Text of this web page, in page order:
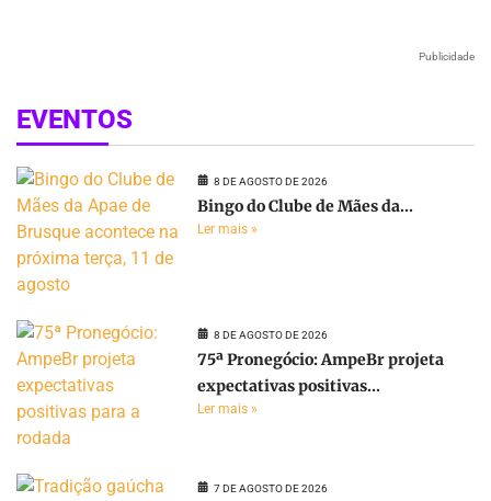
Publicidade
EVENTOS
8 DE AGOSTO DE 2026
Bingo do Clube de Mães da...
Ler mais »
8 DE AGOSTO DE 2026
75ª Pronegócio: AmpeBr projeta
expectativas positivas...
Ler mais »
7 DE AGOSTO DE 2026